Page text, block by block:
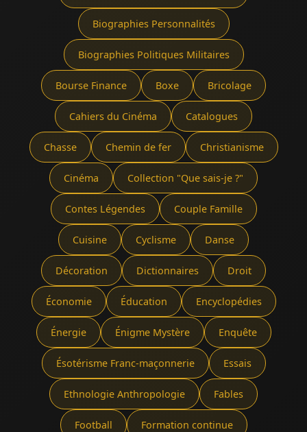
Biographies Personnalités
Biographies Politiques Militaires
Bourse Finance Boxe Bricolage
Cahiers du Cinéma Catalogues
Chasse Chemin de fer Christianisme
Cinéma Collection "Que sais-je ?"
Contes Légendes Couple Famille
Cuisine Cyclisme Danse
Décoration Dictionnaires Droit
Économie Éducation Encyclopédies
Énergie Énigme Mystère Enquête
Ésotérisme Franc-maçonnerie Essais
Ethnologie Anthropologie Fables
Football Formation continue